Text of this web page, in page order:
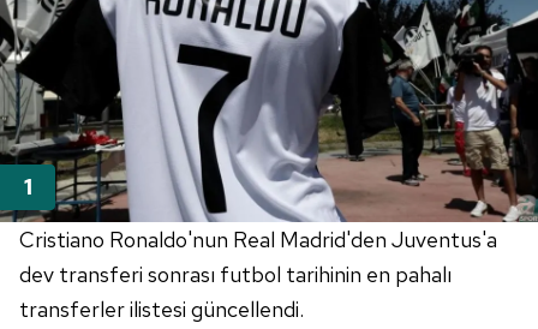
Cristiano Ronaldo'nun Real Madrid'den Juventus'a
dev transferi sonrası futbol tarihinin en pahalı
transferler ilistesi güncellendi.